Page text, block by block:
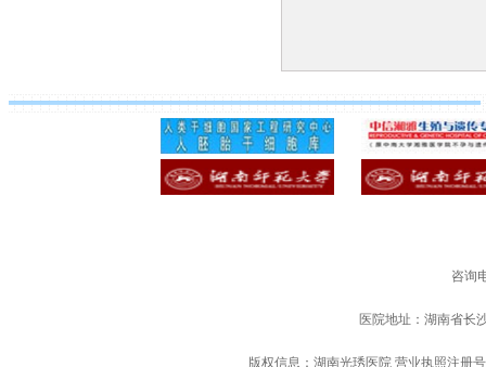
咨询
医院地址：湖南省长
版权信息：湖南光琇医院 营业执照注